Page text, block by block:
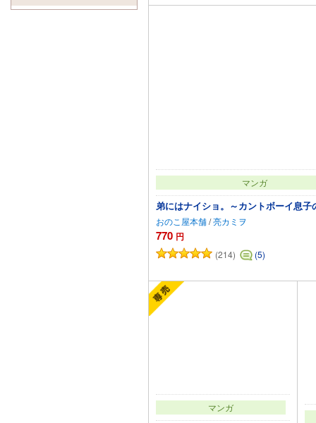
マンガ
弟にはナイショ。～カントボーイ息子
おのこ屋本舗/亮カミヲ
770 円
(214)
(5)
マンガ